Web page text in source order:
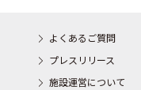
よくあるご質問
プレスリリース
施設運営について